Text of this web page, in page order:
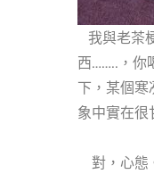
我與老茶
西……..，你
下，某個寒
象中實在很
對，心態